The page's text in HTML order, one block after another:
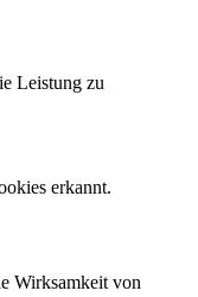
Leistung zu
erkannt.
Wirksamkeit von